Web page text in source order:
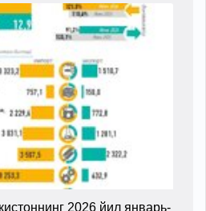
2026 йил январь-